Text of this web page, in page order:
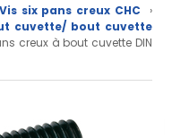
Vis six pans creux CHC
›
cuvette/ bout cuvette
creux à bout cuvette DIN